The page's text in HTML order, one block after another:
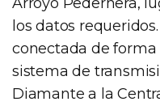
los datos
conectada de
sistema de
Diamante a la